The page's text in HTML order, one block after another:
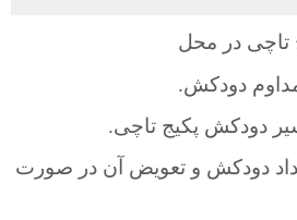
تاچی در محل
دودکش.
دودکش پکیج تاچی.
دودکش و تعویض آن در صورت